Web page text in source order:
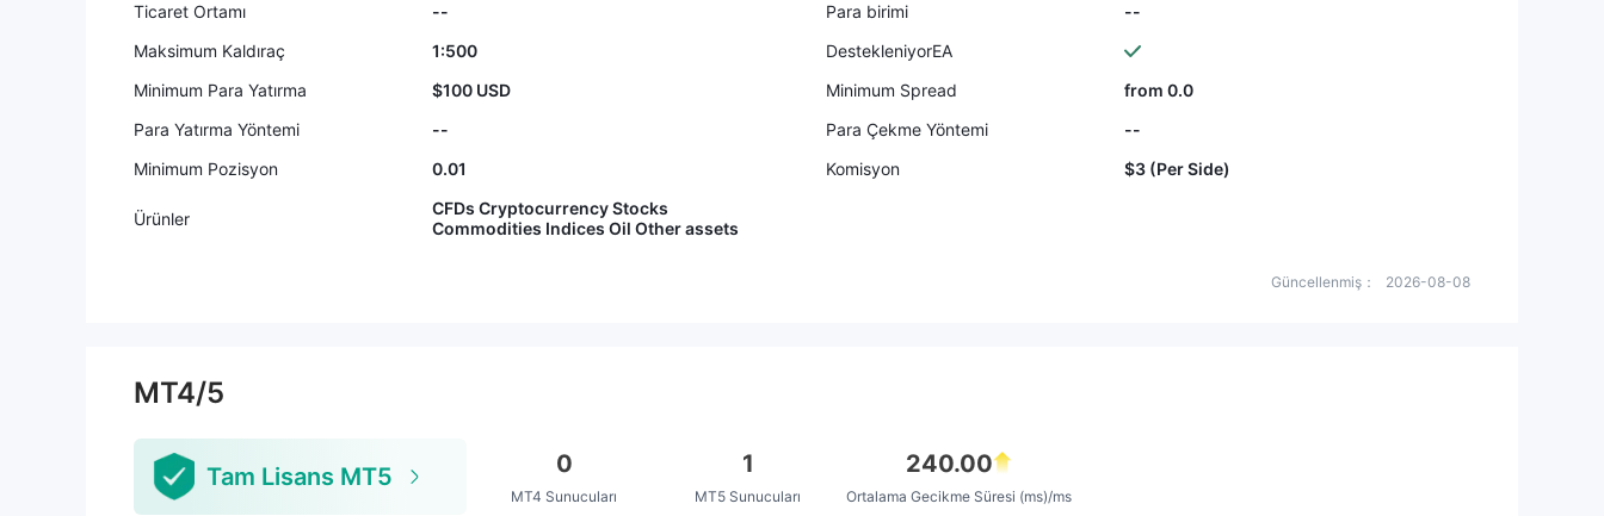
Ticaret Ortamı -- Para birimi
--
Maksimum Kaldıraç
1:500
DestekleniyorEA
Minimum Para Yatırma
$100 USD Minimum Spread
from 0.0
Para Yatırma Yöntemi
-- Para Çekme Yöntemi
--
Minimum Pozisyon
0.01 Komisyon $3 (Per Side)
Ürünler
CFDs Cryptocurrency Stocks
Commodities Indices Oil Other assets
Güncellenmiş： 2026-08-08
MT4/5
Tam Lisans MT5 0
MT4 Sunucuları
1
MT5 Sunucuları
240.00
Ortalama Gecikme Süresi (ms)/ms